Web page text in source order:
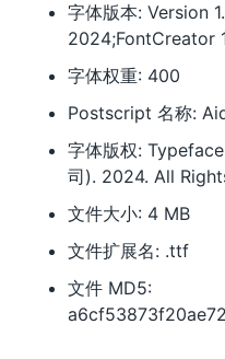
字体版本: Version
2024;FontCreator
字体权重: 400
Postscript 名称:
字体版权:
司). 2024. All
文件大小: 4 MB
文件扩展名: .ttf
文件 MD5: